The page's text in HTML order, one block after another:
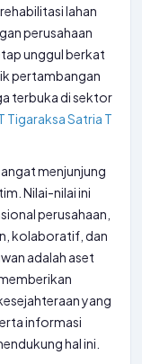
lahan
perusahaan
unggul berkat
pertambangan
terbuka di sektor
Tigaraksa Satria T
menjunjung
Nilai-nilai ini
perusahaan,
kolaboratif, dan
adalah aset
yang
informasi
hal ini.